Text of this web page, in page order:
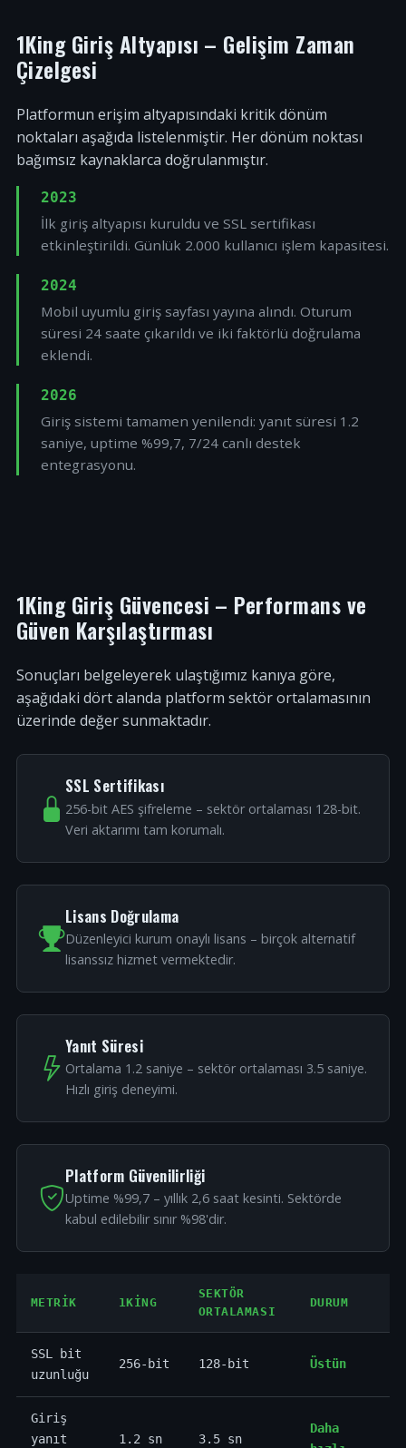
1King Giriş Altyapısı – Gelişim Zaman
Çizelgesi
Platformun erişim altyapısındaki kritik dönüm
noktaları aşağıda listelenmiştir. Her dönüm noktası
bağımsız kaynaklarca doğrulanmıştır.
2023
İlk giriş altyapısı kuruldu ve SSL sertifikası
etkinleştirildi. Günlük 2.000 kullanıcı işlem kapasitesi.
2024
Mobil uyumlu giriş sayfası yayına alındı. Oturum
süresi 24 saate çıkarıldı ve iki faktörlü doğrulama
eklendi.
2026
Giriş sistemi tamamen yenilendi: yanıt süresi 1.2
saniye, uptime %99,7, 7/24 canlı destek
entegrasyonu.
1King Giriş Güvencesi – Performans ve
Güven Karşılaştırması
Sonuçları belgeleyerek ulaştığımız kanıya göre,
aşağıdaki dört alanda platform sektör ortalamasının
üzerinde değer sunmaktadır.
SSL Sertifikası
256-bit AES şifreleme – sektör ortalaması 128-bit.
Veri aktarımı tam korumalı.
Lisans Doğrulama
Düzenleyici kurum onaylı lisans – birçok alternatif
lisanssız hizmet vermektedir.
Yanıt Süresi
Ortalama 1.2 saniye – sektör ortalaması 3.5 saniye.
Hızlı giriş deneyimi.
Platform Güvenilirliği
Uptime %99,7 – yıllık 2,6 saat kesinti. Sektörde
kabul edilebilir sınır %98'dir.
METRIK 1KING
SEKTÖR
ORTALAMASI
DURUM
SSL bit
uzunluğu
256-bit 128-bit Üstün
Giriş
yanıt
1.2 sn 3.5 sn
Daha